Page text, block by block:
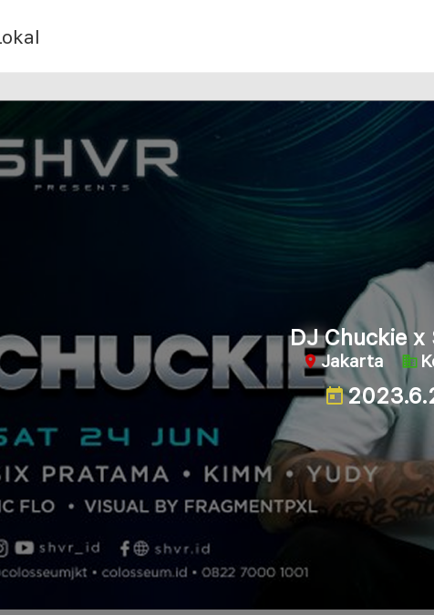
DJ Chuckie x
Jakarta